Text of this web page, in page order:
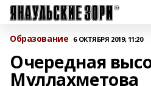
Образование 6 ОКТЯБРЯ 2019, 11:20
Очередная
Муллахметова